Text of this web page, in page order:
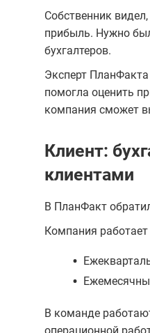
Собственник
прибыль. Нужно
бухгалтеров.
Эксперт
помогла оценить
компания сможет
Клиент:
клиентами
В ПланФакт
Компания
•
•
В команде